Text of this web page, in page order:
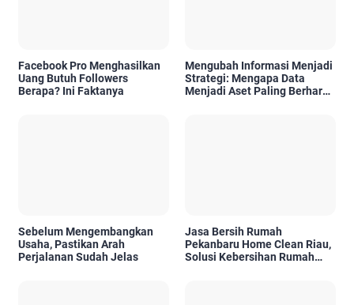
Facebook Pro Menghasilkan
Uang Butuh Followers
Berapa? Ini Faktanya
Mengubah Informasi Menjadi
Strategi: Mengapa Data
Menjadi Aset Paling Berharga
Sebelum Mengembangkan
Usaha, Pastikan Arah
Perjalanan Sudah Jelas
Jasa Bersih Rumah
Pekanbaru Home Clean Riau,
Solusi Kebersihan Rumah